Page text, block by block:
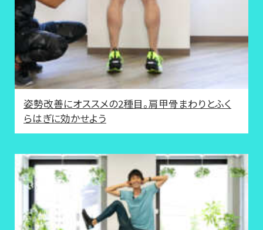
姿勢改善にオススメの2種目。肩甲骨まわりとふく
らはぎに効かせよう